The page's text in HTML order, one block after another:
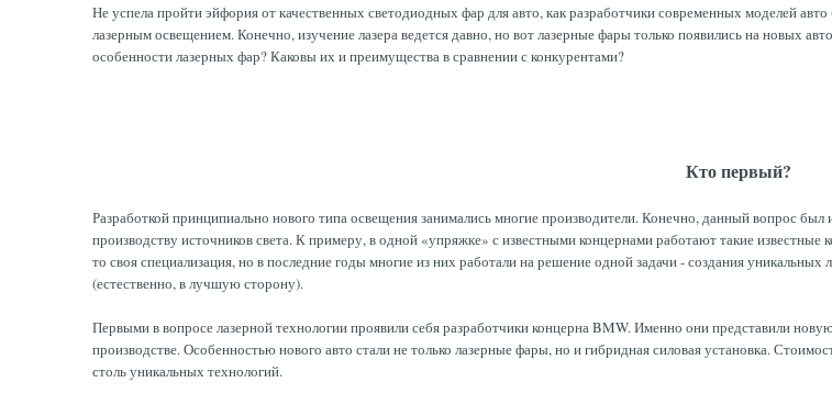
Не успела пройти эйфория от качественных светодиодных фар для авто, как разработчики современных моделей
лазерным освещением. Конечно, изучение лазера ведется давно, но вот лазерные фары только появились на новых
особенности лазерных фар? Каковы их и преимущества в сравнении с конкурентами?
Кто первый?
Разработкой принципиально нового типа освещения занимались многие производители. Конечно, данный вопрос
производству источников света. К примеру, в одной «упряжке» с известными концернами работают такие
то своя специализация, но в последние годы многие из них работали на решение одной задачи - создания
(естественно, в лучшую сторону).
Первыми в вопросе лазерной технологии проявили себя разработчики концерна BMW. Именно они представили
производстве. Особенностью нового авто стали не только лазерные фары, но и гибридная силовая установка.
столь уникальных технологий.